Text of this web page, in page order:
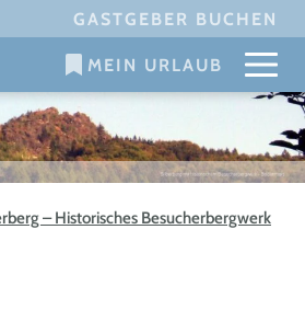
GASTGEBER BUCHEN
MEIN URLAUB
– Historisches Besucherbergwerk